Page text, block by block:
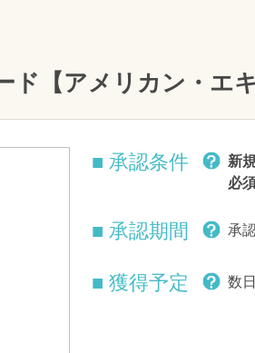
ド【アメリカン・エ
■ 承認条件
新
必須
■ 承認期間 承
■ 獲得予定 数